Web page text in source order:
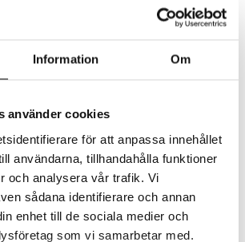
Information Om
använder cookies
för att anpassa innehållet
användarna, tillhandahålla funktioner
och analysera vår trafik. Vi
sådana identifierare och annan
enhet till de sociala medier och
som vi samarbetar med.
Uristede og usaltede cashewnøtter for deg som verdsetter enkelhet og kvalitet i sin reneste form.
kr 29
eco